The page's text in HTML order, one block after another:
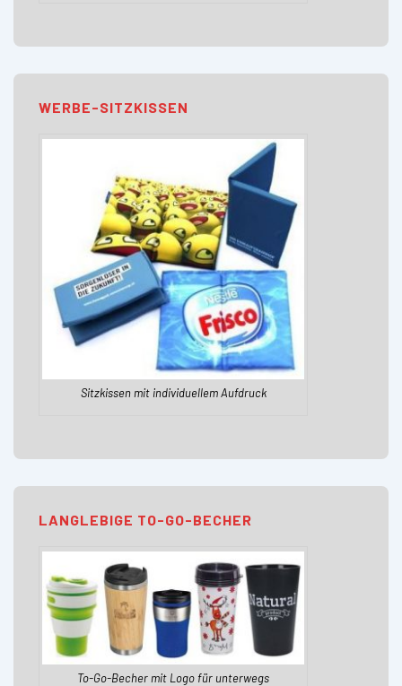
WERBE-SITZKISSEN
Sitzkissen mit individuellem Aufdruck
LANGLEBIGE TO-GO-BECHER
To-Go-Becher mit Logo für unterwegs